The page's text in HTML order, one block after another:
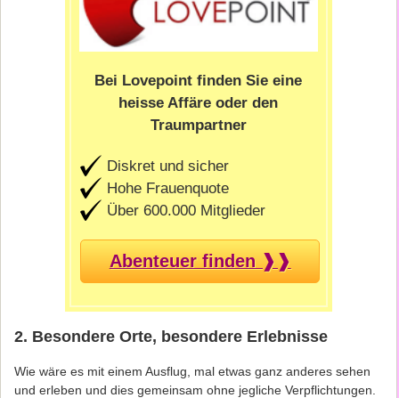
Bei Lovepoint finden Sie eine
heisse Affäre oder den
Traumpartner
Diskret und sicher
Hohe Frauenquote
Über 600.000 Mitglieder
Abenteuer finden ❱❱
2. Besondere Orte, besondere Erlebnisse
Wie wäre es mit einem Ausflug, mal etwas ganz anderes sehen
und erleben und dies gemeinsam ohne jegliche Verpflichtungen.